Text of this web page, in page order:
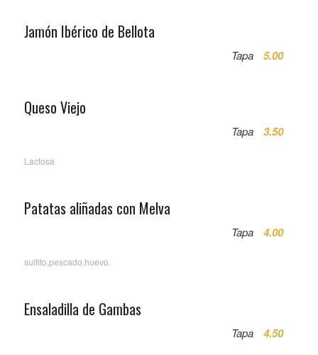
Jamón Ibérico de Bellota
Tapa 5.00
Queso Viejo
Tapa 3.50
Lactosa
Patatas aliñadas con Melva
Tapa 4.00
sulfito,pescado,huevo.
Ensaladilla de Gambas
Tapa 4.50